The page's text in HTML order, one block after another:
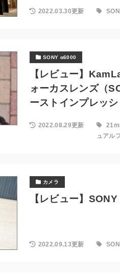
2022.03.30更新
SONY α6000
【レビュー】
ォーカスレンズ（
ーストインプレッシ
2022.08.29更新
ュアル
カメラ
【レビュー】
2022.09.13更新